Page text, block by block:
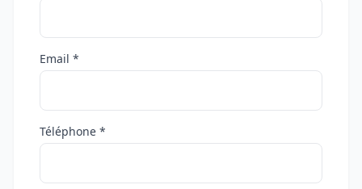
Email *
Téléphone *